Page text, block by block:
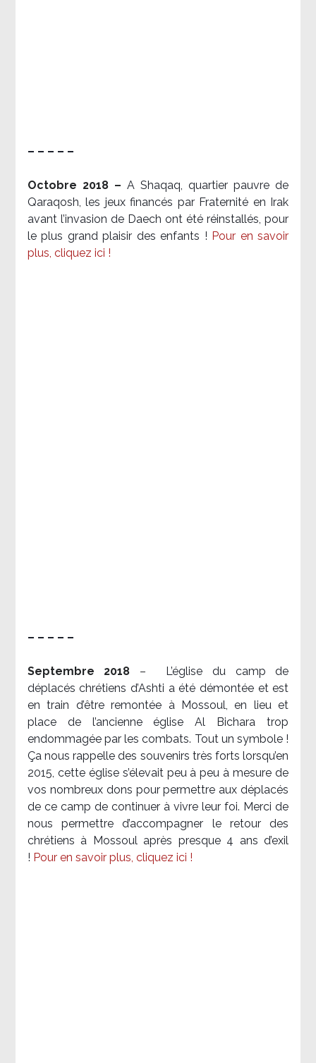
– – – – –
Octobre 2018 – A Shaqaq, quartier pauvre de
Qaraqosh, les jeux financés par Fraternité en Irak​
avant l’invasion de Daech ont été réinstallés, pour
le plus grand plaisir des enfants ! Pour en savoir
plus, cliquez ici !
– – – – –
Septembre 2018 –
L’église du camp de
déplacés chrétiens d’Ashti a été démontée et est
en train d’être remontée à Mossoul, en lieu et
place de l’ancienne église Al Bichara trop
endommagée par les combats. Tout un symbole !
Ça nous rappelle des souvenirs très forts lorsqu’en
2015, cette église s’élevait peu à peu à mesure de
vos nombreux dons pour permettre aux déplacés
de ce camp de continuer à vivre leur foi. Merci de
nous permettre d’accompagner le retour des
chrétiens à Mossoul après presque 4 ans d’exil
! Pour en savoir plus, cliquez ici !